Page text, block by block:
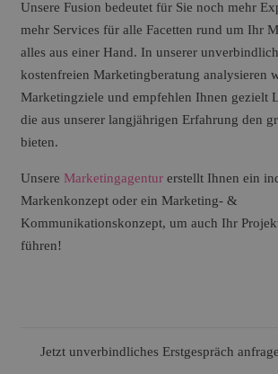
Unsere Fusion bedeutet für Sie noch mehr
mehr Services für alle Facetten rund um Ihr
alles aus einer Hand. In unserer
kostenfreien Marketingberatung analysieren
Marketingziele und empfehlen Ihnen gezielt
die aus unserer langjährigen Erfahrung den
bieten.
Unsere Marketingagenturerstellt Ihnen ein
Markenkonzept oder ein Marketing- &
Kommunikationskonzept, um auch Ihr
führen!
Jetzt unverbindliches Erstgespräch